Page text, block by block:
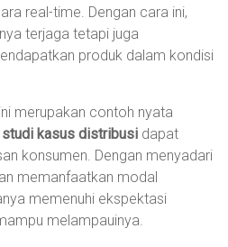
real-time. Dengan cara ini,
terjaga tetapi juga
produk dalam kondisi
merupakan contoh nyata
studi kasus distribusi dapat
konsumen. Dengan menyadari
memanfaatkan modal
memenuhi ekspektasi
melampauinya.